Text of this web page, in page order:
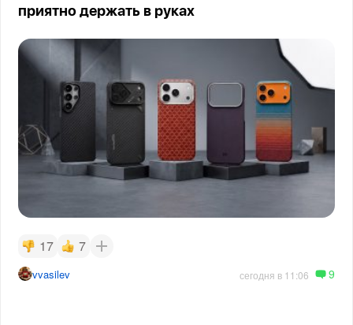
приятно держать в руках
17 7
vvasilev сегодня в 11:06 9